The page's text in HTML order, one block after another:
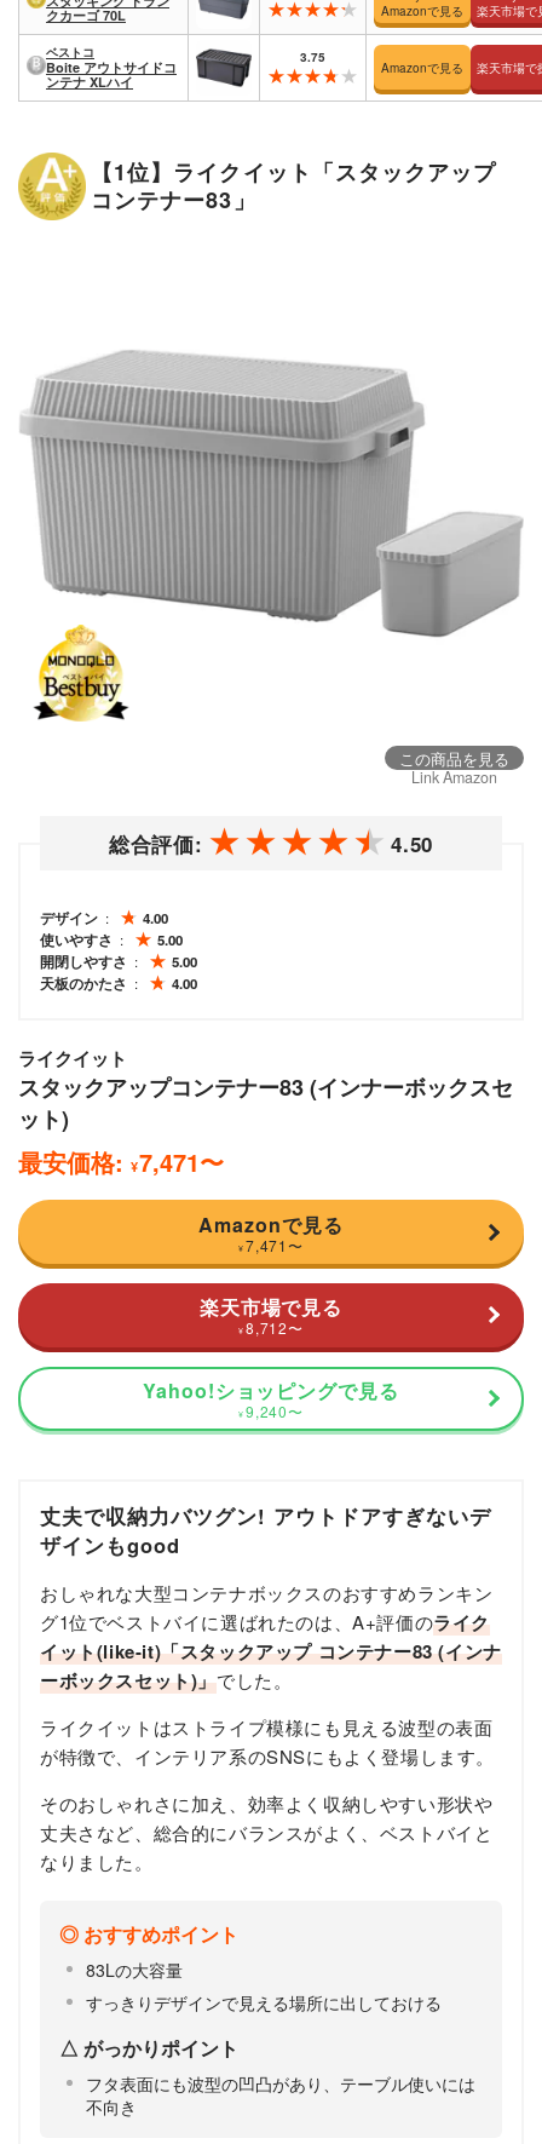
クカーゴ 70L
Amazonで見る 楽天市場で
ベストコ
Boite アウトサイドコ
ンテナ XLハイ
3.75
Amazonで見る 楽天市場で
【1位】ライクイット「スタックアップ
コンテナー83」
この商品を見る
Link Amazon
総合評価: 4.50
デザイン
4.00
使いやすさ
5.00
開閉しやすさ
5.00
天板のかたさ
4.00
ライクイット
スタックアップコンテナー83 (インナーボックスセ
ット)
最安価格: ¥7,471〜
Amazonで見る
¥ 7,471〜
楽天市場で見る
¥ 8,712〜
Yahoo!ショッピングで見る
¥ 9,240〜
丈夫で収納力バツグン! アウトドアすぎないデ
ザインもgood
おしゃれな大型コンテナボックスのおすすめランキン
グ1位でベストバイに選ばれたのは、A+評価のライク
イット(like-it)「スタックアップ コンテナー83 (インナ
ーボックスセット)」でした。
ライクイットはストライプ模様にも見える波型の表面
が特徴で、インテリア系のSNSにもよく登場します。
そのおしゃれさに加え、効率よく収納しやすい形状や
丈夫さなど、総合的にバランスがよく、ベストバイと
なりました。
おすすめポイント
83Lの大容量
すっきりデザインで見える場所に出しておける
がっかりポイント
フタ表面にも波型の凹凸があり、テーブル使いには
不向き